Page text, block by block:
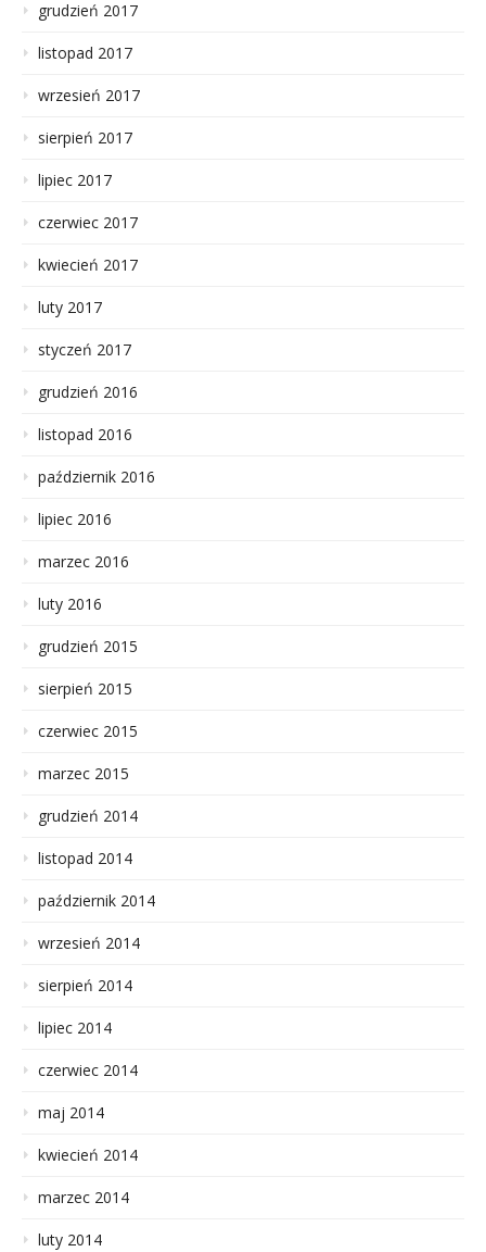
grudzień 2017
listopad 2017
wrzesień 2017
sierpień 2017
lipiec 2017
czerwiec 2017
kwiecień 2017
luty 2017
styczeń 2017
grudzień 2016
listopad 2016
październik 2016
lipiec 2016
marzec 2016
luty 2016
grudzień 2015
sierpień 2015
czerwiec 2015
marzec 2015
grudzień 2014
listopad 2014
październik 2014
wrzesień 2014
sierpień 2014
lipiec 2014
czerwiec 2014
maj 2014
kwiecień 2014
marzec 2014
luty 2014